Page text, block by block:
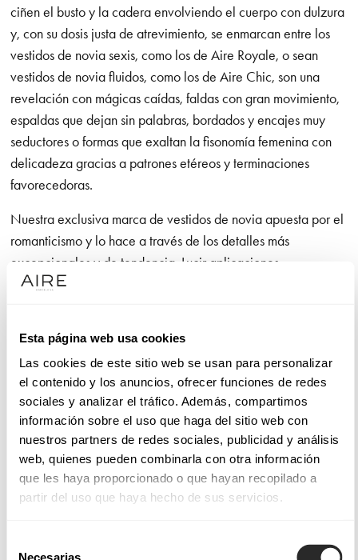
Esta página web usa cookies
Las cookies de este sitio web se usan para personalizar
el contenido y los anuncios, ofrecer funciones de redes
sociales y analizar el tráfico. Además, compartimos
información sobre el uso que haga del sitio web con
nuestros partners de redes sociales, publicidad y análisis
web, quienes pueden combinarla con otra información
que les haya proporcionado o que hayan recopilado a
partir del uso que haya hecho de sus servicios.
Necesarias
ciñen el busto y la cadera envolviendo el cuerpo con dulzura
y, con su dosis justa de atrevimiento, se enmarcan entre los
vestidos de novia sexis, como los de Aire Royale, o sean
vestidos de novia fluidos, como los de Aire Chic, son una
revelación con mágicas caídas, faldas con gran movimiento,
espaldas que dejan sin palabras, bordados y encajes muy
seductores o formas que exaltan la fisonomía femenina con
delicadeza gracias a patrones etéreos y terminaciones
favorecedoras.
Nuestra exclusiva marca de vestidos de novia apuesta por el
romanticismo y lo hace a través de los detalles más
excepcionales y de tendencia. Lucir aplicaciones
extraordinarias de camino al altar es un lujo. No olvidamos el
nobles que utilizamos en cada modelo y que son un gusto
para la vista y para el tacto.
Sucumbirás con la línea de vestidos de alta costura Aire
Atelier si tus máximas son calidad y moda. Sentirás
admiración por los modelos Aire Barcelona, que funden la
elegancia con la sensualidad, dando lugar a confecciones
muy femeninas con las que celebrar el amor. Y te gustarán los
enfundada en un vestido de novia sencillo en apariencia,